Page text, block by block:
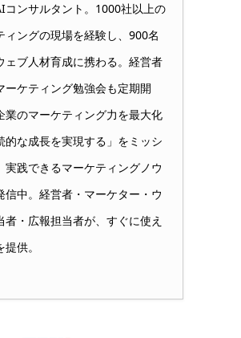
コンサルタント。1000社以上の
ィングの現場を経験し、900名
ェブ人材育成に携わる。経営者
ーケティング勉強会も定期開
業のマーケティング力を最大化
的な成長を実現する」をミッシ
実践できるマーケティングノウ
信中。経営者・マーケター・ウ
者・広報担当者が、すぐに使え
供。